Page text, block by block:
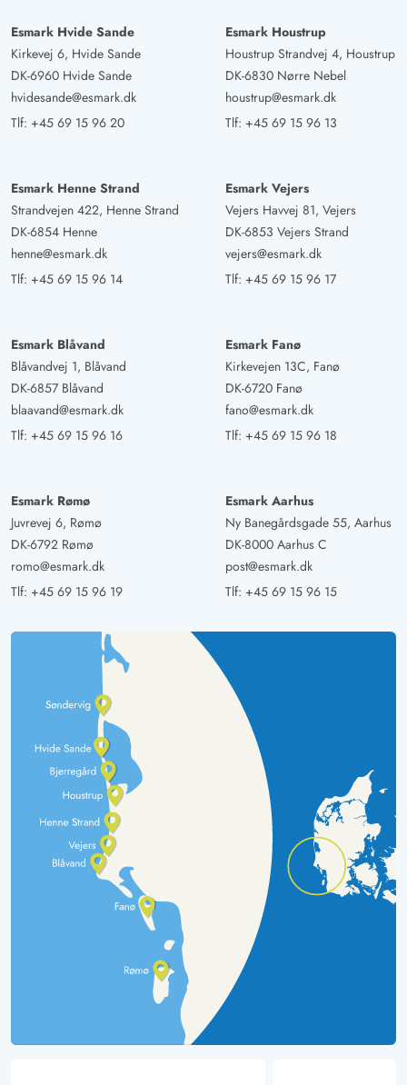
Esmark Hvide Sande
Kirkevej 6, Hvide Sande
DK-6960 Hvide Sande
hvidesande@esmark.dk
Tlf: +45 69 15 96 20
Esmark Houstrup
Houstrup Strandvej 4, Houstrup
DK-6830 Nørre Nebel
houstrup@esmark.dk
Tlf: +45 69 15 96 13
Esmark Henne Strand
Strandvejen 422, Henne Strand
DK-6854 Henne
henne@esmark.dk
Tlf: +45 69 15 96 14
Esmark Vejers
Vejers Havvej 81, Vejers
DK-6853 Vejers Strand
vejers@esmark.dk
Tlf: +45 69 15 96 17
Esmark Blåvand
Blåvandvej 1, Blåvand
DK-6857 Blåvand
blaavand@esmark.dk
Tlf: +45 69 15 96 16
Esmark Fanø
Kirkevejen 13C, Fanø
DK-6720 Fanø
fano@esmark.dk
Tlf: +45 69 15 96 18
Esmark Rømø
Juvrevej 6, Rømø
DK-6792 Rømø
romo@esmark.dk
Tlf: +45 69 15 96 19
Esmark Aarhus
Ny Banegårdsgade 55, Aarhus
DK-8000 Aarhus C
post@esmark.dk
Tlf: +45 69 15 96 15